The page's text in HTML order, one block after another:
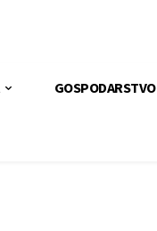
GOSPODARSTVO